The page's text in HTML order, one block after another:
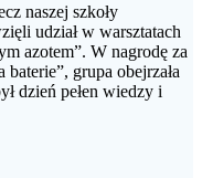
naszej szkoły
udział w warsztatach
azotem”. W nagrodę za
grupa obejrzała
dzień pełen wiedzy i